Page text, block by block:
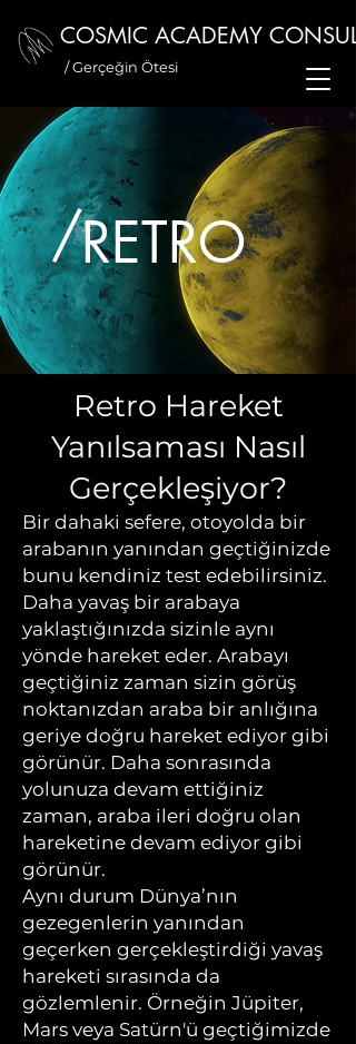
COSMIC ACADEMY
/ Gerçeğin Ötesi
/RETRO
Retro Hareket
Yanılsaması Nasıl
Gerçekleşiyor?
Bir dahaki sefere, otoyolda bir
arabanın yanından geçtiğinizde
bunu kendiniz test edebilirsiniz.
Daha yavaş bir arabaya
yaklaştığınızda sizinle aynı
yönde hareket eder. Arabayı
geçtiğiniz zaman sizin görüş
noktanızdan araba bir anlığına
geriye doğru hareket ediyor gibi
görünür. Daha sonrasında
yolunuza devam ettiğiniz
zaman, araba ileri doğru olan
hareketine devam ediyor gibi
görünür.
Aynı durum Dünya’nın
gezegenlerin yanından
geçerken gerçekleştirdiği yavaş
hareketi sırasında da
gözlemlenir. Örneğin Jüpiter,
Mars veya Satürn'ü geçtiğimizde